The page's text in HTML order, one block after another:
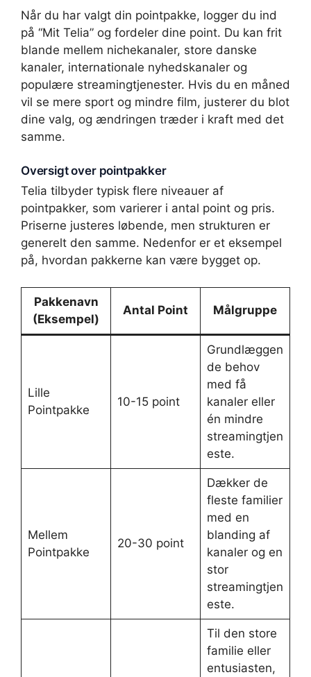
Når du har valgt din pointpakke, logger du ind
på “Mit Telia” og fordeler dine point. Du kan frit
blande mellem nichekanaler, store danske
kanaler, internationale nyhedskanaler og
populære streamingtjenester. Hvis du en måned
vil se mere sport og mindre film, justerer du blot
dine valg, og ændringen træder i kraft med det
samme.
Oversigt over pointpakker
Telia tilbyder typisk flere niveauer af
pointpakker, som varierer i antal point og pris.
Priserne justeres løbende, men strukturen er
generelt den samme. Nedenfor er et eksempel
på, hvordan pakkerne kan være bygget op.
Pakkenavn
(Eksempel)
Antal Point Målgruppe
Lille
Pointpakke
10-15 point
Grundlæggen
de behov
med få
kanaler eller
én mindre
streamingtjen
este.
Mellem
Pointpakke
20-30 point
Dækker de
fleste familier
med en
blanding af
kanaler og en
stor
streamingtjen
este.
Til den store
familie eller
entusiasten,